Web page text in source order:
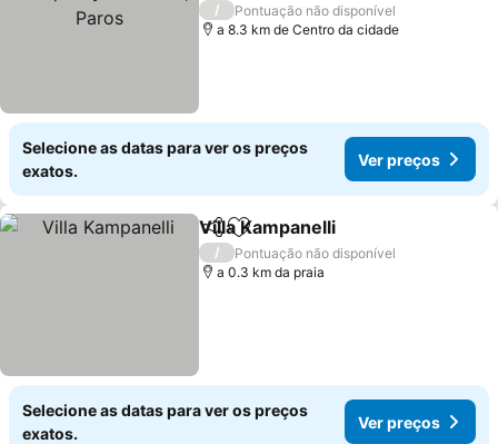
Paros
/
Pontuação não disponível
a 8.3 km de Centro da cidade
Selecione as datas para ver os preços
exatos.
Ver preços
PartilharAdicionar aos favoritos
Villa Kampanelli
/
Pontuação não disponível
a 0.3 km da praia
Selecione as datas para ver os preços
exatos.
Ver preços